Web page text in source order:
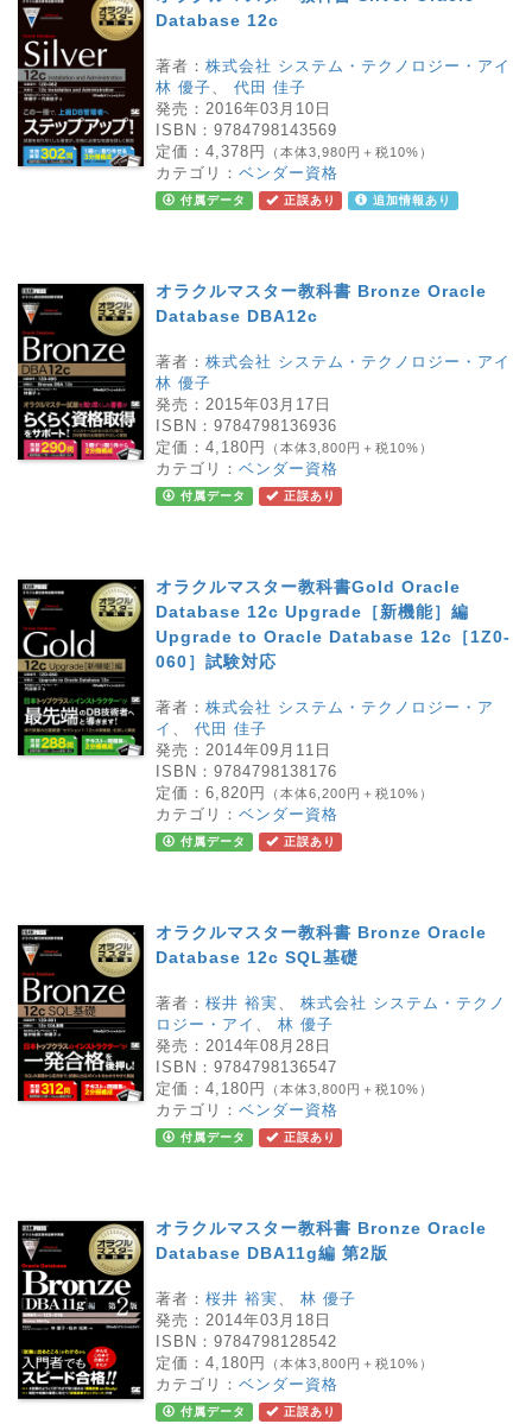
Database 12c
著者： 株式会社 システム・テクノロジー・アイ
林 優子
代田 佳子
発売： 2016年03月10日
ISBN： 9784798143569
定価： 4,378円 （本体3,980円＋税10%）
カテゴリ： ベンダー資格
付属データ 正誤あり 追加情報あり
オラクルマスター教科書 Bronze Oracle
Database DBA12c
著者： 株式会社 システム・テクノロジー・アイ
林 優子
発売： 2015年03月17日
ISBN： 9784798136936
定価： 4,180円 （本体3,800円＋税10%）
カテゴリ： ベンダー資格
付属データ 正誤あり
オラクルマスター教科書Gold Oracle
Database 12c Upgrade［新機能］編
Upgrade to Oracle Database 12c［1Z0-
060］試験対応
著者： 株式会社 システム・テクノロジー・ア
イ
代田 佳子
発売： 2014年09月11日
ISBN： 9784798138176
定価： 6,820円 （本体6,200円＋税10%）
カテゴリ： ベンダー資格
付属データ 正誤あり
オラクルマスター教科書 Bronze Oracle
Database 12c SQL基礎
著者： 桜井 裕実
株式会社 システム・テクノ
ロジー・アイ
林 優子
発売： 2014年08月28日
ISBN： 9784798136547
定価： 4,180円 （本体3,800円＋税10%）
カテゴリ： ベンダー資格
付属データ 正誤あり
オラクルマスター教科書 Bronze Oracle
Database DBA11g編 第2版
著者： 桜井 裕実
林 優子
発売： 2014年03月18日
ISBN： 9784798128542
定価： 4,180円 （本体3,800円＋税10%）
カテゴリ： ベンダー資格
付属データ 正誤あり